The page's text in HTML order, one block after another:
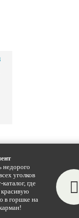
недорого
уголков
где
в горшке на